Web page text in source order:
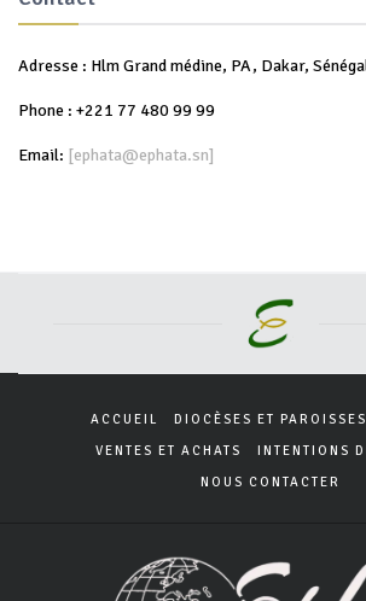
Adresse : Hlm Grand médine, PA, Dakar,
Phone : +221 77 480 99 99
Email: [ephata@ephata.sn]
ACCUEIL DIOCÈSES ET PAROISSES
VENTES ET ACHATS
INTENTIONS
NOUS CONTACTER